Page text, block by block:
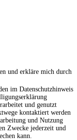
und erkläre mich durch
im Datenschutzhinweis
und genutzt
kontaktiert werden
und Nutzung
Zwecke jederzeit und
kann.